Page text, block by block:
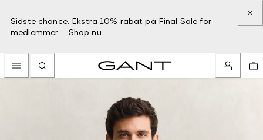
Sidste chance: Ekstra 10% rabat på Final Sale for
medlemmer – Shop nu